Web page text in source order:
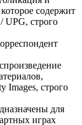
содержит
UPG, строго
Images, строго
для
играх